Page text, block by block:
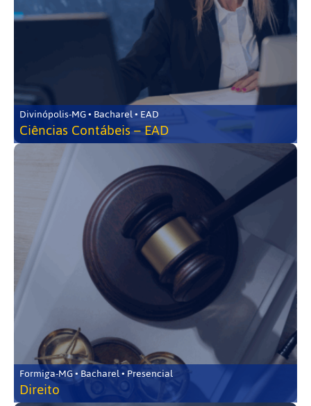
Divinópolis-MG • Bacharel • EAD
Ciências Contábeis – EAD
Formiga-MG • Bacharel • Presencial
Direito